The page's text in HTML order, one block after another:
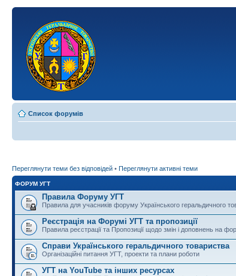
Список форумів
Переглянути теми без відповідей • Переглянути активні теми
ФОРУМ УГТ
Правила Форуму УГТ
Правила для учасників форуму Українського геральдичного
Реєстрація на Форумі УГТ та пропозиції
Правила реєстрації та Пропозиції щодо змін і доповнень на
Справи Українського геральдичного товариства
Організаційні питання УГТ, проекти та плани роботи
УГТ на YouTube та інших ресурсах